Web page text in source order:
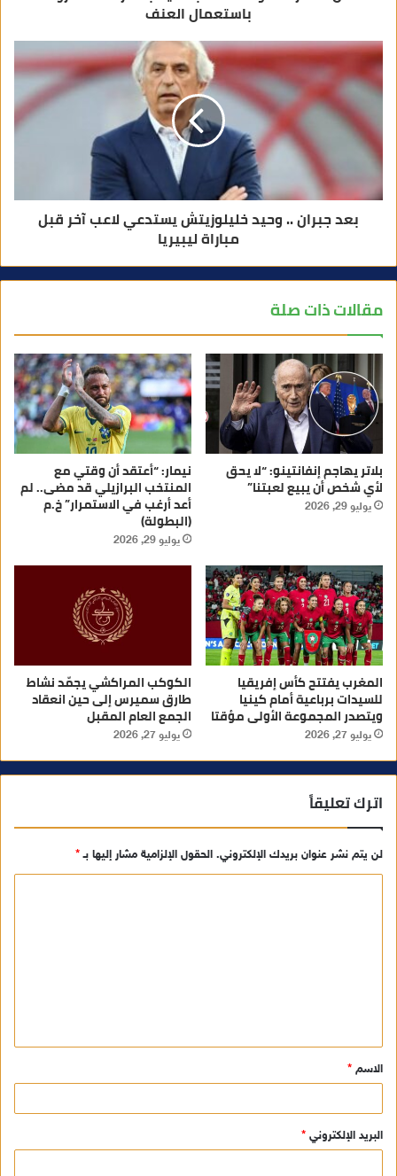
باستعمال العنف
بعد جبران .. وحيد خليلوزيتش يستدعي لاعب آخر قبل
مباراة ليبيريا
مقالات ذات صلة
بلاتر يهاجم إنفانتينو: “لا يحق
لأي شخص أن يبيع لعبتنا”
يوليو 29, 2026
نيمار: “أعتقد أن وقتي مع
المنتخب البرازيلي قد مضى.. لم
أعد أرغب في الاستمرار” خ.م
(البطولة)
يوليو 29, 2026
المغرب يفتتح كأس إفريقيا
للسيدات برباعية أمام كينيا
ويتصدر المجموعة الأولى مؤقتا
يوليو 27, 2026
الكوكب المراكشي يجمّد نشاط
طارق سميرس إلى حين انعقاد
الجمع العام المقبل
يوليو 27, 2026
اترك تعليقاً
لن يتم نشر عنوان بريدك الإلكتروني. الحقول الإلزامية مشار إليها بـ*
ق
*
الاسم *
البريد الإلكتروني *